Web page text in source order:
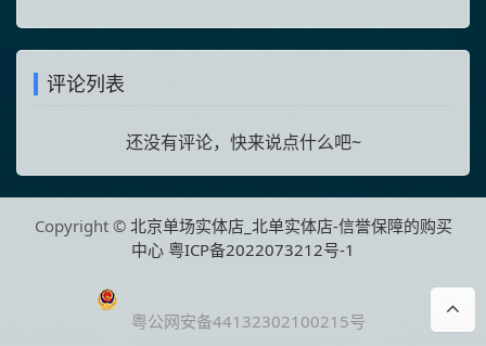
评论列表
还没有评论，快来说点什么吧~
Copyright © 北京单场实体店_北单实体店-信誉保障的购买
中心 粤ICP备2022073212号-1
粤公网安备44132302100215号